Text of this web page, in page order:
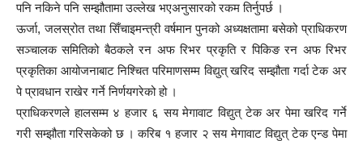
पनि नकिने पनि सम्झौतामा उल्लेख भएअनुसारको रकम तिर्नुपर्छ ।
ऊर्जा, जलस्रोत तथा सिँचाइमन्त्री वर्षमान पुनको अध्यक्षतामा बसेको प्राधिकरण
सञ्चालक समितिको बैठकले रन अफ रिभर प्रकृति र पिकिङ रन अफ रिभर
प्रकृतिका आयोजनाबाट निश्चित परिमाणसम्म विद्युत् खरिद सम्झौता गर्दा टेक अर
पे प्रावधान राखेर गर्ने निर्णयगरेको हो ।
प्राधिकरणले हालसम्म ४ हजार ६ सय मेगावाट विद्युत् टेक अर पेमा खरिद गर्ने
गरी सम्झौता गरिसकेको छ । करिब १ हजार २ सय मेगावाट विद्युत् टेक एन्ड पेमा